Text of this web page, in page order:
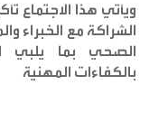
ويأتي هذا الاجتماع
الشراكة مع الخبراء
الصحي بما يلبي
بالكفاءات المهنية